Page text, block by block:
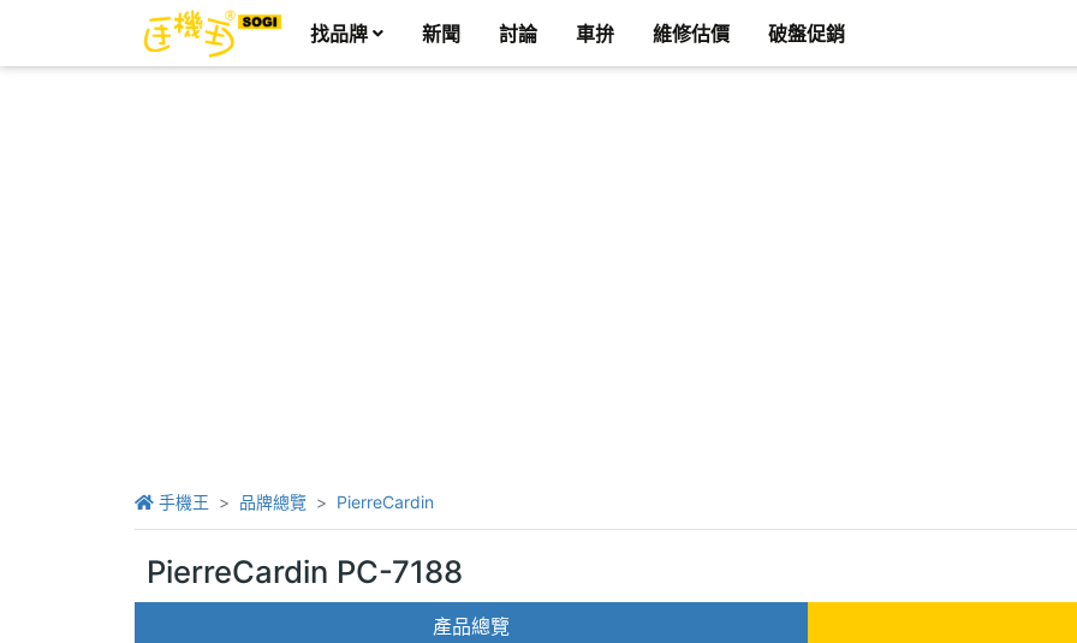
找品牌 新聞 討論 車拚 維修估價 破盤促銷
手機王 品牌總覽 PierreCardin
PierreCardin PC-7188
產品總覽